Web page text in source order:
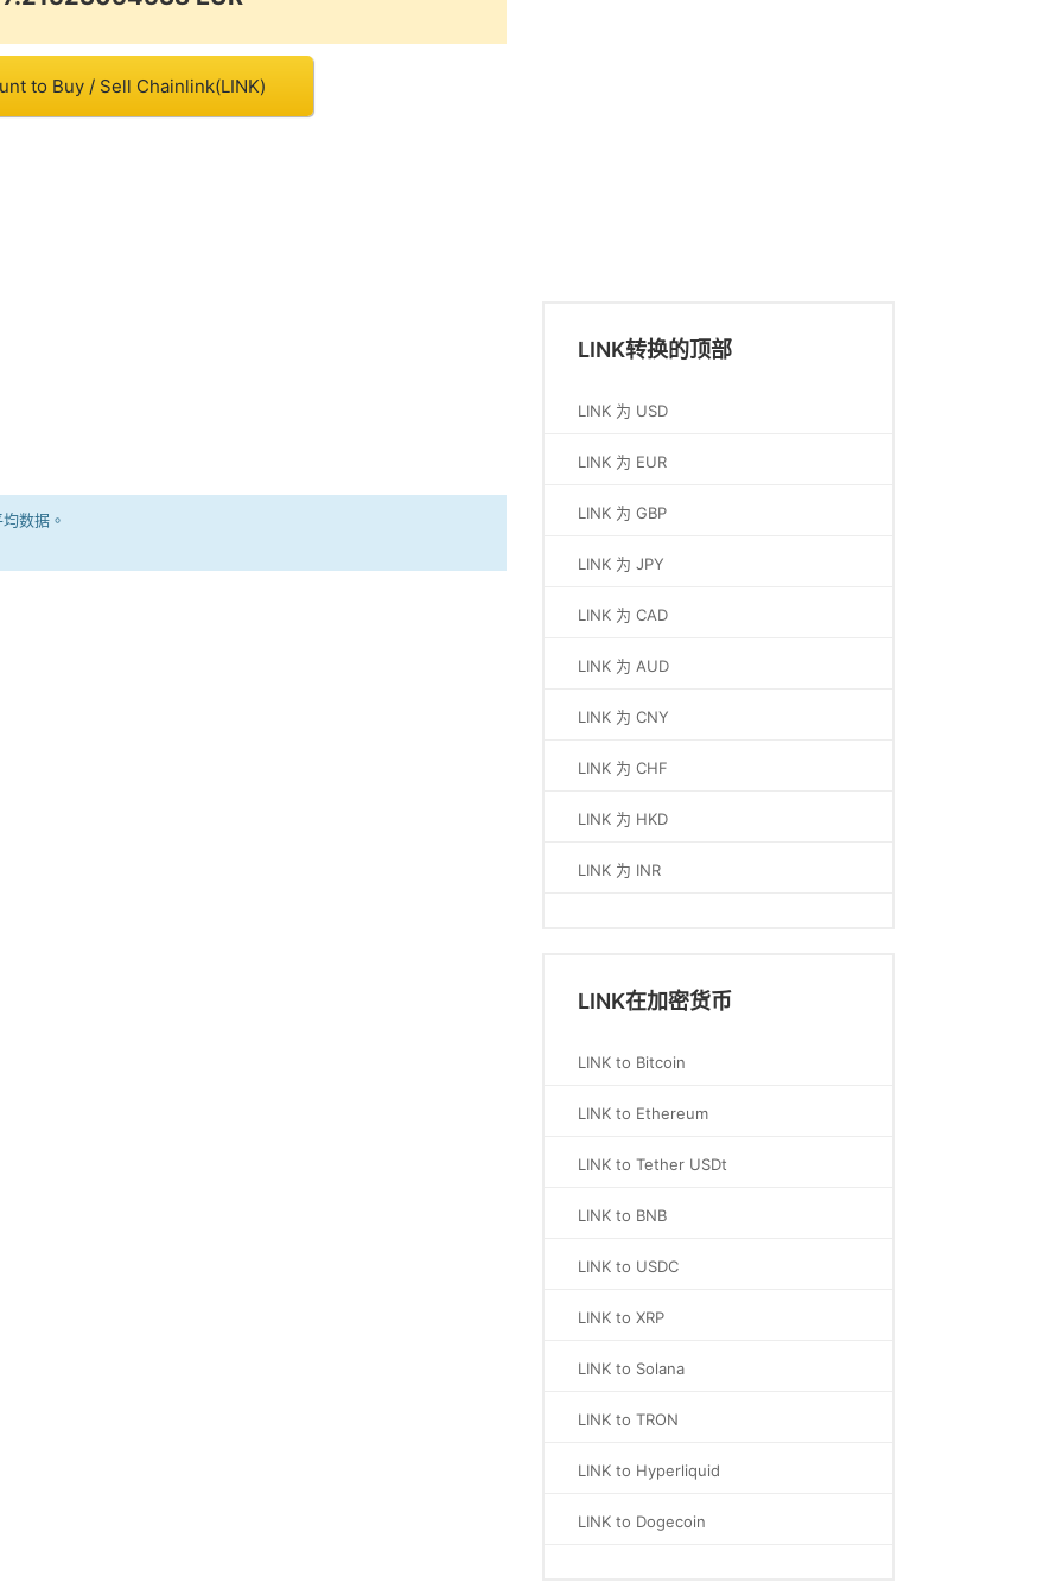
to Buy / Sell Chainlink(LINK)
数据。
LINK转换的顶部
LINK 为 USD
LINK 为 EUR
LINK 为 GBP
LINK 为 JPY
LINK 为 CAD
LINK 为 AUD
LINK 为 CNY
LINK 为 CHF
LINK 为 HKD
LINK 为 INR
LINK在加密货币
LINK to Bitcoin
LINK to Ethereum
LINK to Tether USDt
LINK to BNB
LINK to USDC
LINK to XRP
LINK to Solana
LINK to TRON
LINK to Hyperliquid
LINK to Dogecoin